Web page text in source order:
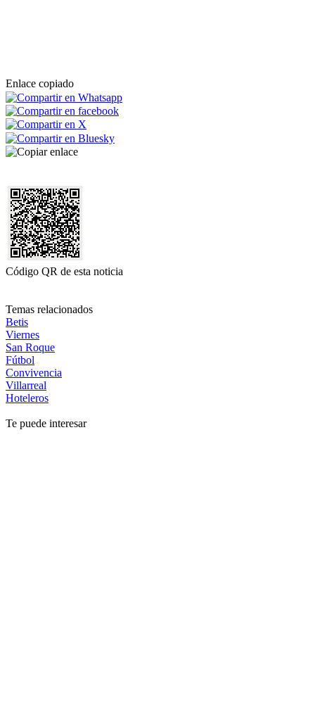
Enlace copiado
Código QR de esta noticia
Temas relacionados
Betis
Viernes
San Roque
Fútbol
Convivencia
Villarreal
Hoteleros
Te puede interesar